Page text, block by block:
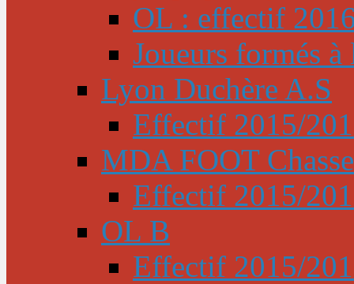
OL : effectif
Joueurs formés
Lyon Duchère A.S
Effectif 2015/
MDA FOOT
Effectif 2015/
OL B
Effectif 2015/